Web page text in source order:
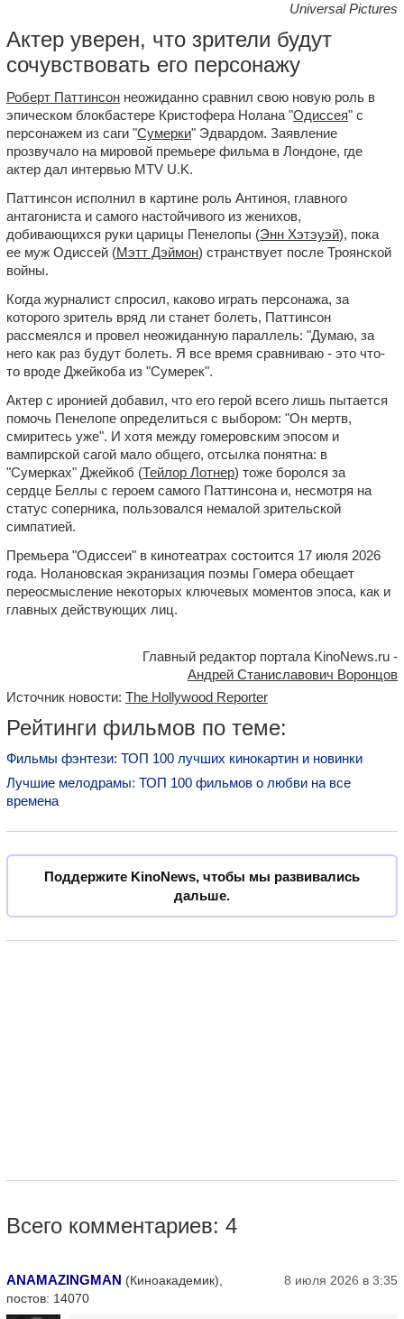
Universal Pictures
Актер уверен, что зрители будут
сочувствовать его персонажу
Роберт Паттинсон неожиданно сравнил свою новую роль в
эпическом блокбастере Кристофера Нолана "Одиссея" с
персонажем из саги "Сумерки" Эдвардом. Заявление
прозвучало на мировой премьере фильма в Лондоне, где
актер дал интервью MTV U.K.
Паттинсон исполнил в картине роль Антиноя, главного
антагониста и самого настойчивого из женихов,
добивающихся руки царицы Пенелопы (Энн Хэтэуэй), пока
ее муж Одиссей (Мэтт Дэймон) странствует после Троянской
войны.
Когда журналист спросил, каково играть персонажа, за
которого зритель вряд ли станет болеть, Паттинсон
рассмеялся и провел неожиданную параллель: "Думаю, за
него как раз будут болеть. Я все время сравниваю - это что-
то вроде Джейкоба из "Сумерек".
Актер с иронией добавил, что его герой всего лишь пытается
помочь Пенелопе определиться с выбором: "Он мертв,
смиритесь уже". И хотя между гомеровским эпосом и
вампирской сагой мало общего, отсылка понятна: в
"Сумерках" Джейкоб (Тейлор Лотнер) тоже боролся за
сердце Беллы с героем самого Паттинсона и, несмотря на
статус соперника, пользовался немалой зрительской
симпатией.
Премьера "Одиссеи" в кинотеатрах состоится 17 июля 2026
года. Нолановская экранизация поэмы Гомера обещает
переосмысление некоторых ключевых моментов эпоса, как и
главных действующих лиц.
Главный редактор портала KinoNews.ru -
Андрей Станиславович Воронцов
Источник новости: The Hollywood Reporter
Рейтинги фильмов по теме:
Фильмы фэнтези: ТОП 100 лучших кинокартин и новинки
Лучшие мелодрамы: ТОП 100 фильмов о любви на все
времена
Поддержите KinoNews, чтобы мы развивались
дальше.
Всего комментариев: 4
ANAMAZINGMAN (Киноакадемик),
постов: 14070
8 июля 2026 в 3:35